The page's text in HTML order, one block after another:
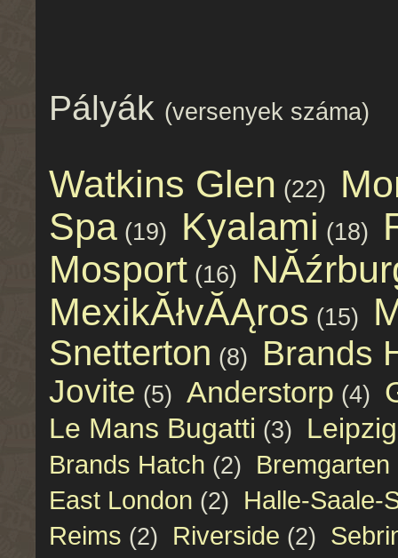
Pályák (versenyek száma)
Watkins Glen (22)
Spa (19) Kyalami (18)
Mosport (16)
MexikĂłvĂĄros (15)
Snetterton (8) Brands
Jovite (5) Anderstorp (4)
Le Mans Bugatti (3) Leipzig
Brands Hatch (2) Bremgarten
East London (2)
Halle-Saale-
Reims (2) Riverside (2)